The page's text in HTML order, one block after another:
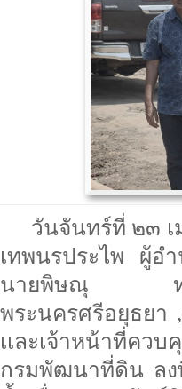
วันจันทร์ที่ ๒๓ เ
เทพนรประไพ ผู้อ
นายพิษณุ ทรั
พระนครศรีอยุธยา
เเละเจ้าหน้าที่คว
กรมพัฒนาที่ดิน ลง